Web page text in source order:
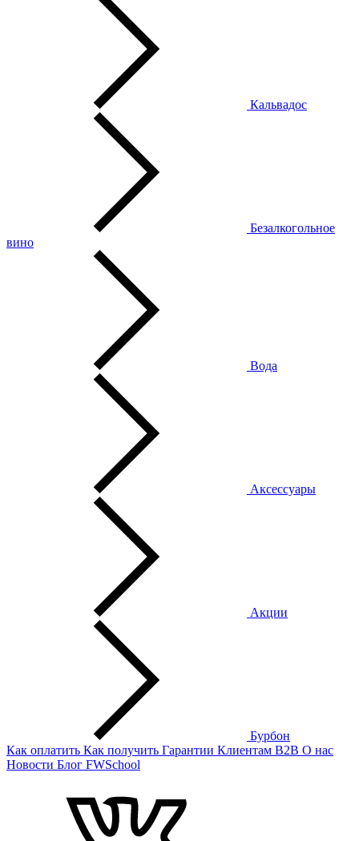
Кальвадос
Безалкогольное
вино
Вода
Аксессуары
Акции
Бурбон
Как оплатить Как получить Гарантии Клиентам B2B О нас
Новости Блог FWSchool